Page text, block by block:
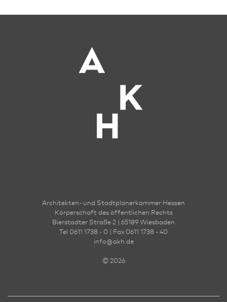
Architekten- und Stadt­planer­kammer Hessen
Körperschaft des öffentlichen Rechts
Bierstadter Straße 2 | 65189 Wies­ba­den
Tel 0611 1738 - 0 | Fax 0611 1738 - 40
info@akh.de
© 2026